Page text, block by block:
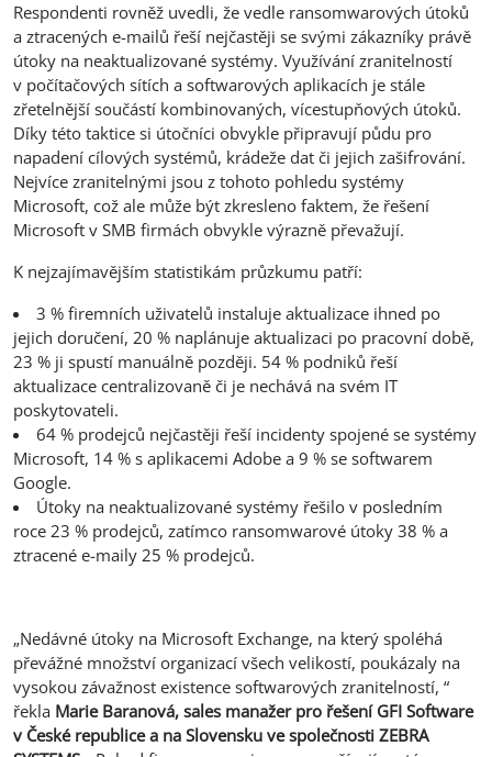
Respondenti rovněž uvedli, že vedle ransomwarových útoků
a ztracených e-mailů řeší nejčastěji se svými zákazníky právě
útoky na neaktualizované systémy. Využívání zranitelností
v počítačových sítích a softwarových aplikacích je stále
zřetelnější součástí kombinovaných, vícestupňových útoků.
Díky této taktice si útočníci obvykle připravují půdu pro
napadení cílových systémů, krádeže dat či jejich zašifrování.
Nejvíce zranitelnými jsou z tohoto pohledu systémy
Microsoft, což ale může být zkresleno faktem, že řešení
Microsoft v SMB firmách obvykle výrazně převažují.
K nejzajímavějším statistikám průzkumu patří:
3 % firemních uživatelů instaluje aktualizace ihned po
jejich doručení, 20 % naplánuje aktualizaci po pracovní době,
23 % ji spustí manuálně později. 54 % podniků řeší
aktualizace centralizovaně či je nechává na svém IT
poskytovateli.
64 % prodejců nejčastěji řeší incidenty spojené se systémy
Microsoft, 14 % s aplikacemi Adobe a 9 % se softwarem
Google.
Útoky na neaktualizované systémy řešilo v posledním
roce 23 % prodejců, zatímco ransomwarové útoky 38 % a
ztracené e-maily 25 % prodejců.
„Nedávné útoky na Microsoft Exchange, na který spoléhá
převážné množství organizací všech velikostí, poukázaly na
vysokou závažnost existence softwarových zranitelností, “
řekla Marie Baranová, sales manažer pro řešení GFI Software
v České republice a na Slovensku ve společnosti ZEBRA